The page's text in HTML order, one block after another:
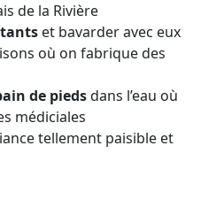
de la Rivière
et bavarder avec eux
où on fabrique des
de piedsdans l’eau où
médiciales
tellement paisible et